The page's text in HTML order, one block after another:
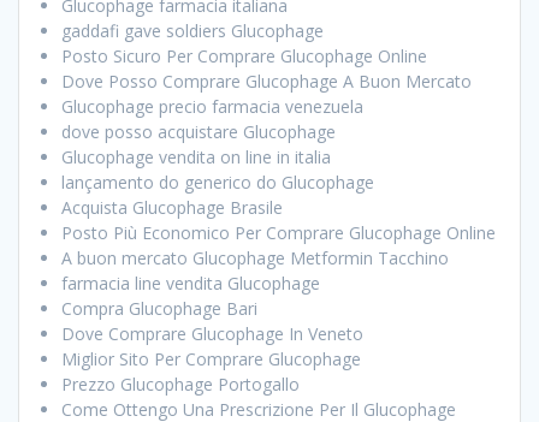
Glucophage farmacia italiana
gaddafi gave soldiers Glucophage
Posto Sicuro Per Comprare Glucophage Online
Dove Posso Comprare Glucophage A Buon Mercato
Glucophage precio farmacia venezuela
dove posso acquistare Glucophage
Glucophage vendita on line in italia
lançamento do generico do Glucophage
Acquista Glucophage Brasile
Posto Più Economico Per Comprare Glucophage Online
A buon mercato Glucophage Metformin Tacchino
farmacia line vendita Glucophage
Compra Glucophage Bari
Dove Comprare Glucophage In Veneto
Miglior Sito Per Comprare Glucophage
Prezzo Glucophage Portogallo
Come Ottengo Una Prescrizione Per Il Glucophage